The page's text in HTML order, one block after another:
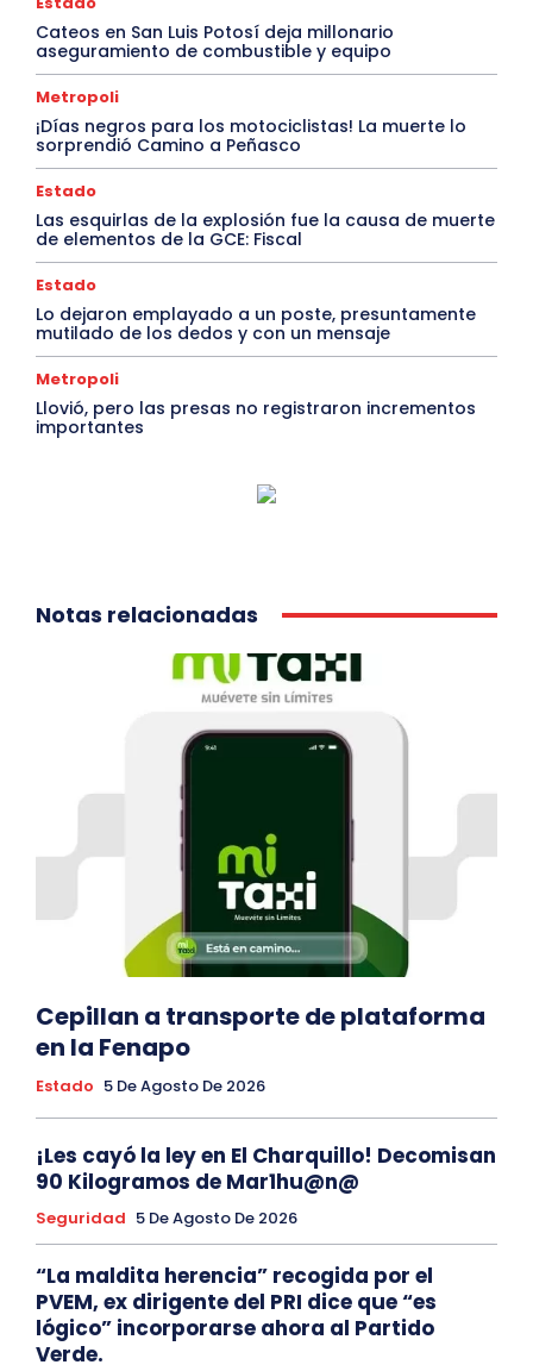
Cateos en San Luis Potosí deja millonario
aseguramiento de combustible y equipo
Metropoli
¡Días negros para los motociclistas! La muerte lo
sorprendió Camino a Peñasco
Estado
Las esquirlas de la explosión fue la causa de muerte
de elementos de la GCE: Fiscal
Estado
Lo dejaron emplayado a un poste, presuntamente
mutilado de los dedos y con un mensaje
Metropoli
Llovió, pero las presas no registraron incrementos
importantes
Notas relacionadas
Cepillan a transporte de plataforma
en la Fenapo
Estado 5 De Agosto De 2026
¡Les cayó la ley en El Charquillo! Decomisan
90 Kilogramos de Mar1hu@n@
Seguridad 5 De Agosto De 2026
“La maldita herencia” recogida por el
PVEM, ex dirigente del PRI dice que “es
lógico” incorporarse ahora al Partido
Verde.